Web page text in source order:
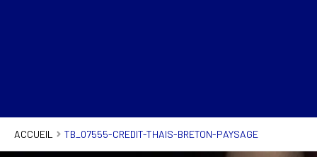
ACCUEIL TB_07555-CREDIT-THAIS-BRETON-PAYSAGE